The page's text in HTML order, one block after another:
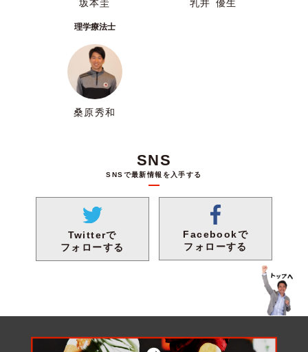
坂本圭 乳井 優生
理学療法士
桑原秀和
SNS
SNSで最新情報を入手する
Twitterで
フォローする
Facebookで
フォローする